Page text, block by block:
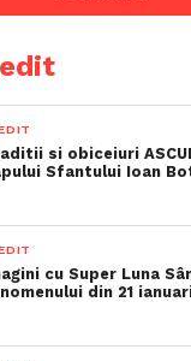
si obiceiuri
Sfantului Ioan
cu Super Luna
din 21